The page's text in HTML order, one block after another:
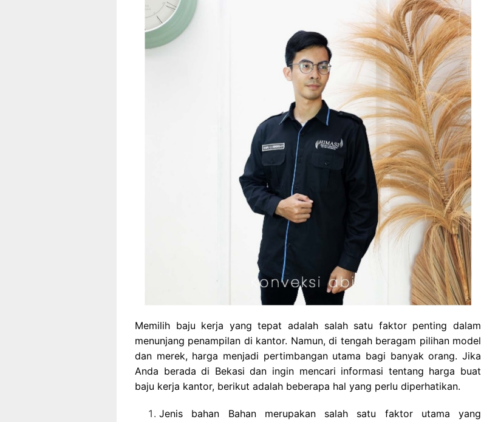
Memilih baju kerja yang tepat adalah salah satu faktor penting dalam
menunjang penampilan di kantor. Namun, di tengah beragam pilihan model
dan merek, harga menjadi pertimbangan utama bagi banyak orang. Jika
Anda berada di Bekasi dan ingin mencari informasi tentang harga buat
baju kerja kantor, berikut adalah beberapa hal yang perlu diperhatikan.
Jenis bahan Bahan merupakan salah satu faktor utama yang